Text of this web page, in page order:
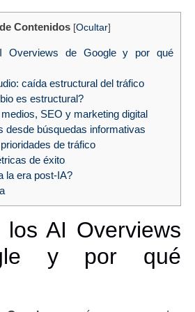
Contenidos [Ocultar]
Overviews de Google y por qué
caída estructural del tráfico
es estructural?
SEO y marketing digital
desde búsquedas informativas
de tráfico
de éxito
la era post-IA?
AI Overviews
y por qué